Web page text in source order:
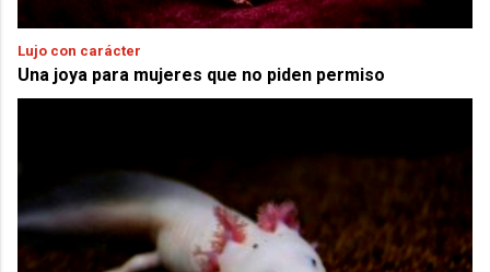
Lujo con carácter
Una joya para mujeres que no piden permiso